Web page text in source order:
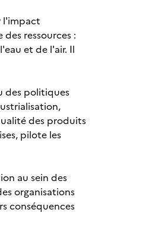
l'impact
ressources :
et de l'air. Il
des politiques
des produits
pilote les
au sein des
organisations
conséquences